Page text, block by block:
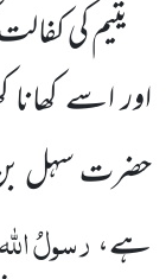
یتیم کی
اور اسے
حضرت سہل
ہے،رسولُاللّٰہ